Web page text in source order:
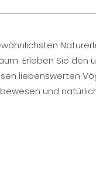
Erleben Sie den
liebenswerten
und